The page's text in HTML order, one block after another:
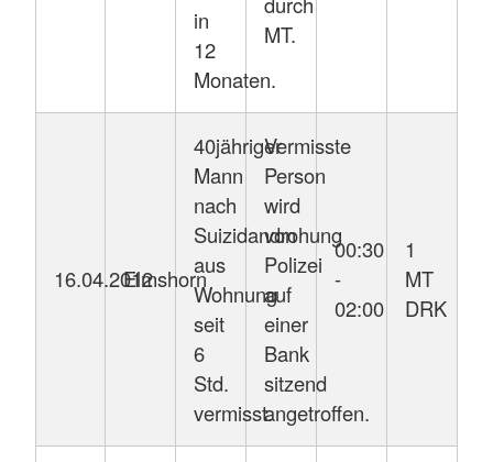
in
12
Monaten.
MT.
16.04.2012Elmshorn
40jähriger
Mann
nach
Suizidandrohung
aus
Wohnung
seit
6
Std.
vermisst.
Vermisste
Person
wird
von
Polizei
auf
einer
Bank
sitzend
angetroffen.
00:30
-
02:00
1
MT
DRK